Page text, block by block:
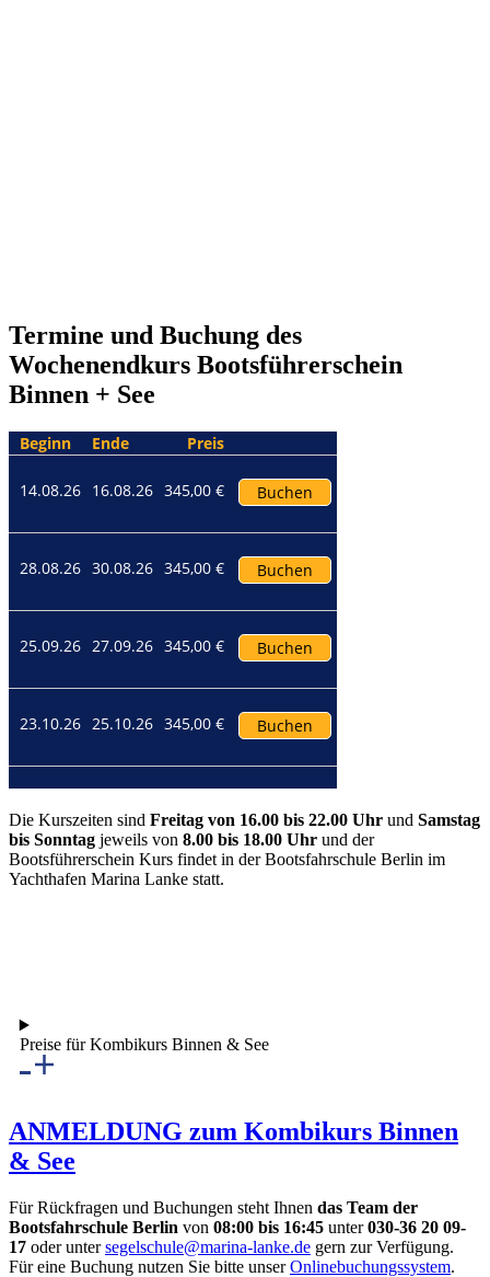
Termine und Buchung des
Wochenendkurs Bootsführerschein
Binnen + See
Die Kurszeiten sind Freitag von 16.00 bis 22.00 Uhr und Samstag
bis Sonntag jeweils von 8.00 bis 18.00 Uhr und der
Bootsführerschein Kurs findet in der Bootsfahrschule Berlin im
Yachthafen Marina Lanke statt.
Preise für Kombikurs Binnen & See
ANMELDUNG zum Kombikurs Binnen
& See
Für Rückfragen und Buchungen steht Ihnen das Team der
Bootsfahrschule Berlin von 08:00 bis 16:45 unter030-36 20 09-
17 oder untersegelschule@marina-lanke.de gern zur Verfügung.
Für eine Buchung nutzen Sie bitte unserOnlinebuchungssystem.